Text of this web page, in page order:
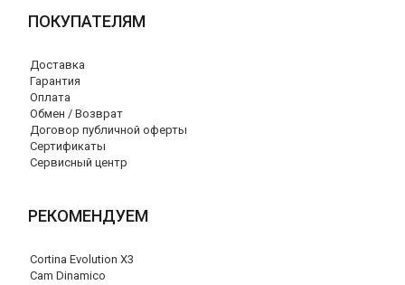
ПОКУПАТЕЛЯМ
Доставка
Гарантия
Оплата
Обмен / Возврат
Договор публичной оферты
Сертификаты
Сервисный центр
РЕКОМЕНДУЕМ
Cortina Evolution X3
Cam Dinamico